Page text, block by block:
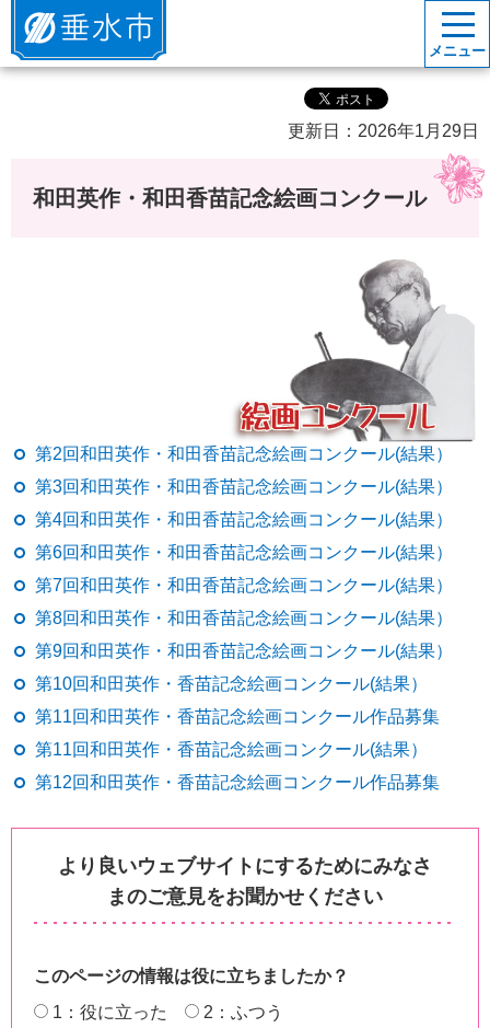
垂水市
メニュー
更新日：2026年1月29日
和田英作・和田香苗記念絵画コンクール
第2回和田英作・和田香苗記念絵画コンクール(結果）
第3回和田英作・和田香苗記念絵画コンクール(結果）
第4回和田英作・和田香苗記念絵画コンクール(結果）
第6回和田英作・和田香苗記念絵画コンクール(結果）
第7回和田英作・和田香苗記念絵画コンクール(結果）
第8回和田英作・和田香苗記念絵画コンクール(結果）
第9回和田英作・和田香苗記念絵画コンクール(結果）
第10回和田英作・香苗記念絵画コンクール(結果）
第11回和田英作・香苗記念絵画コンクール作品募集
第11回和田英作・香苗記念絵画コンクール(結果）
第12回和田英作・香苗記念絵画コンクール作品募集
より良いウェブサイトにするためにみなさ
まのご意見をお聞かせください
このページの情報は役に立ちましたか？
1：役に立った
2：ふつう